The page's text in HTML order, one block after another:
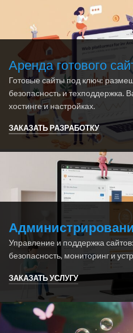
Аренда готового
Готовые сайты под ключ:
безопасность и техподдержка.
хостинге и настройках.
ЗАКАЗАТЬ РАЗРАБОТКУ
Управление и поддержка
безопасность, мониторинг и
ЗАКАЗАТЬ УСЛУГУ